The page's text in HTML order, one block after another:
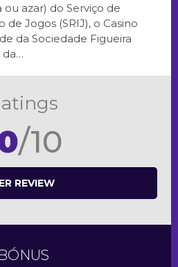
azar) do Serviço de
de Jogos (SRIJ), o Casino
da Sociedade Figueira
da…
/10
REVIEW
BÓNUS